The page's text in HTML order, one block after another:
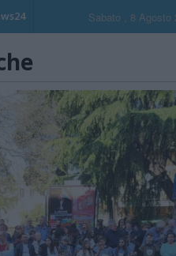
Sabato , 8 Agosto